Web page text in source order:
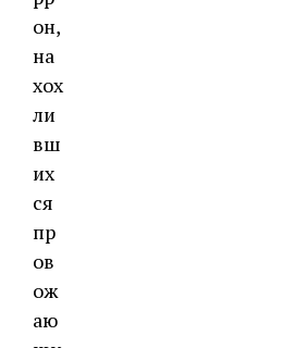
он,
на
хох
ли
вш
их
ся
пр
ов
ож
аю